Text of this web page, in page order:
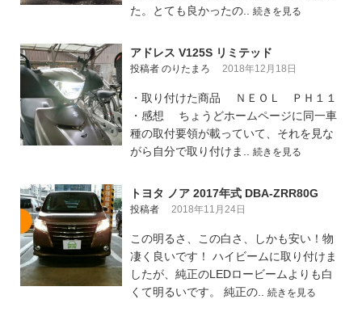
た。とても良かったの.. 続きを見る
アドレス V125S リミテッド
投稿者 のりたまろ 2018年12月18日
・取り付けた商品 ＮＥＯＬ ＰＨ１１
・感想 ちょうどホームページに同一車
種の取付要領が載っていて、それを見な
がら自分で取り付けま.. 続きを見る
トヨタ ノア 2017年式 DBA-ZRR80G
投稿者 2018年11月24日
この明るさ、この白さ、しかも安い！物
凄く良いです！ ハイビームに取り付けま
したが、純正のLEDロービームよりも白
くて明るいです。 純正の.. 続きを見る